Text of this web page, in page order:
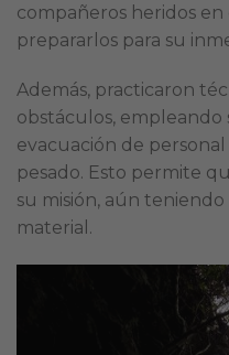
compañeros heridos
prepararlos para su
Además, practicaron
obstáculos, empleando
evacuación de
pesado. Esto permite
su misión, aún teniendo
material.